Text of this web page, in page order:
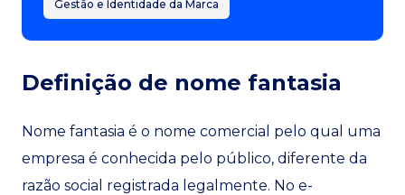
Gestão e Identidade da Marca
Definição de nome fantasia
Nome fantasia é o nome comercial pelo qual uma
empresa é conhecida pelo público, diferente da
razão social registrada legalmente. No e-